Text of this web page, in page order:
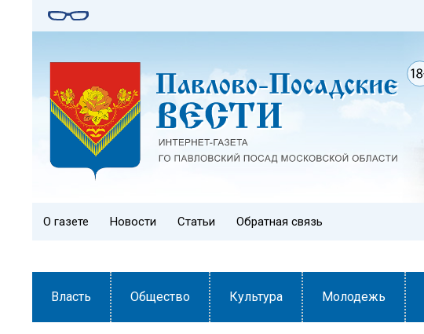
О газете Новости Статьи Обратная связь
Власть Общество Культура Молодежь